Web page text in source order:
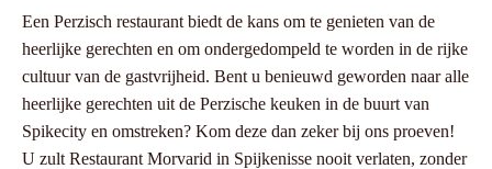
Een Perzisch restaurant biedt de kans om te genieten van de
heerlijke gerechten en om ondergedompeld te worden in de rijke
cultuur van de gastvrijheid. Bent u benieuwd geworden naar alle
heerlijke gerechten uit de Perzische keuken in de buurt van
Spikecity en omstreken? Kom deze dan zeker bij ons proeven!
U zult Restaurant Morvarid in Spijkenisse nooit verlaten, zonder